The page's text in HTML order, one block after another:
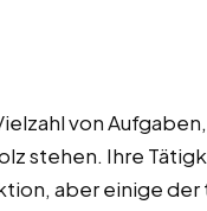
von
stehen. Ihre
aber einige